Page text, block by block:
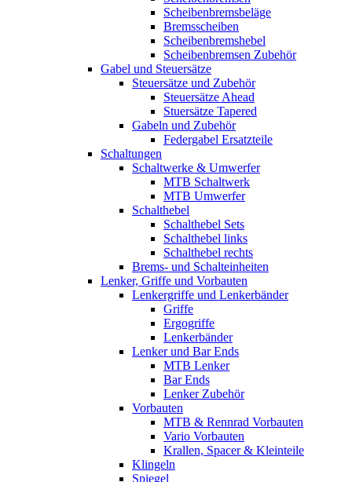
Scheibenbremsbeläge
Bremsscheiben
Scheibenbremshebel
Scheibenbremsen Zubehör
Gabel und Steuersätze
Steuersätze und Zubehör
Steuersätze Ahead
Stuersätze Tapered
Gabeln und Zubehör
Federgabel Ersatzteile
Schaltungen
Schaltwerke & Umwerfer
MTB Schaltwerk
MTB Umwerfer
Schalthebel
Schalthebel Sets
Schalthebel links
Schalthebel rechts
Brems- und Schalteinheiten
Lenker, Griffe und Vorbauten
Lenkergriffe und Lenkerbänder
Griffe
Ergogriffe
Lenkerbänder
Lenker und Bar Ends
MTB Lenker
Bar Ends
Lenker Zubehör
Vorbauten
MTB & Rennrad Vorbauten
Vario Vorbauten
Krallen, Spacer & Kleinteile
Klingeln
Spiegel